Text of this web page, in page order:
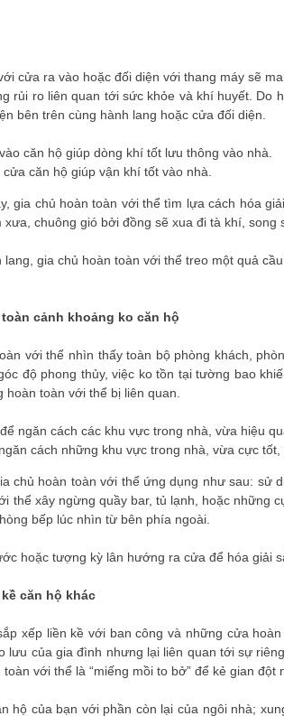
cửa ra vào hoặc đối diện với thang máy sẽ
rủi ro liên quan tới sức khỏe và khí huyết. Do
bên trên cùng hành lang hoặc cửa đối diện.
căn hộ giúp vận khí tốt vào nhà.
gia chủ hoàn toàn với thể tìm lựa cách hóa
chuông gió bởi đồng sẽ xua đi tà khí, song
gia chủ hoàn toàn với thể treo một quả
cảnh khoảng ko căn hộ
với thể nhìn thấy toàn bộ phòng khách,
độ phong thủy, việc ko tồn tại tường bao
toàn với thể bị liên quan.
cách những khu vực trong nhà, vừa cực
chủ hoàn toàn với thể ứng dụng như sau: sử
thể xây ngừng quầy bar, tủ lạnh, hoặc những
bếp lúc nhìn từ bên phía ngoài.
hoặc tượng kỳ lân hướng ra cửa để hóa giải
căn hộ khác
xếp liền kề với ban công và những cửa
lưu của gia đình nhưng lại liên quan tới sự
với thể là “miếng mồi to bở” để kẻ gian đột